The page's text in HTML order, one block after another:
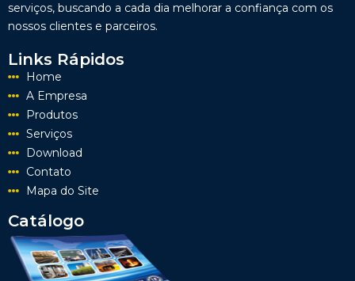
serviços, buscando a cada dia melhorar a confiança com os
nossos clientes e parceiros.
Links Rápidos
Home
A Empresa
Produtos
Serviços
Download
Contato
Mapa do Site
Catálogo